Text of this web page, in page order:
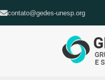
contato@gedes-unesp.org